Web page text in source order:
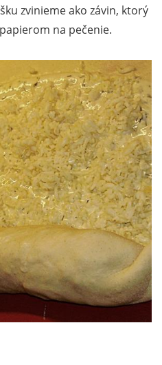
zvinieme ako závin, ktorý
na pečenie.